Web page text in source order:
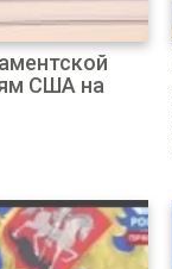
США на